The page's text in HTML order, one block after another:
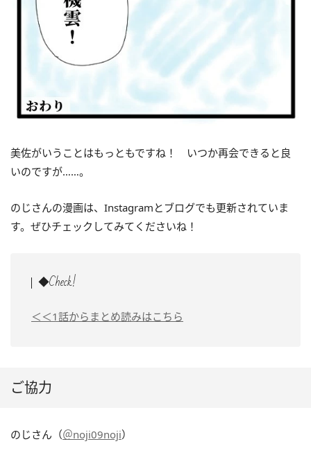
美佐がいうことはもっともですね！ いつか再会できると良
いのですが……。
のじさんの漫画は、Instagramとブログでも更新されていま
す。ぜひチェックしてみてくださいね！
◆Check!
＜＜1話からまとめ読みはこちら
ご協力
のじさん（＠noji09noji）